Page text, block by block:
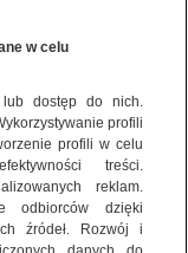
bo prowadzi w
w celu
lub dostęp do nich.
profili
profili w celu
treści.
reklam.
odbiorców dzięki
źródeł. Rozwój i